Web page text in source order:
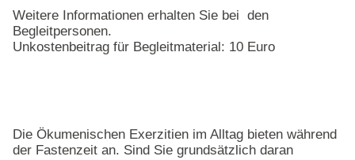
Weitere Informationen erhalten Sie bei den
Begleitpersonen.
Unkostenbeitrag für Begleitmaterial: 10 Euro
Die Ökumenischen Exerzitien im Alltag bieten während
der Fastenzeit an. Sind Sie grundsätzlich daran